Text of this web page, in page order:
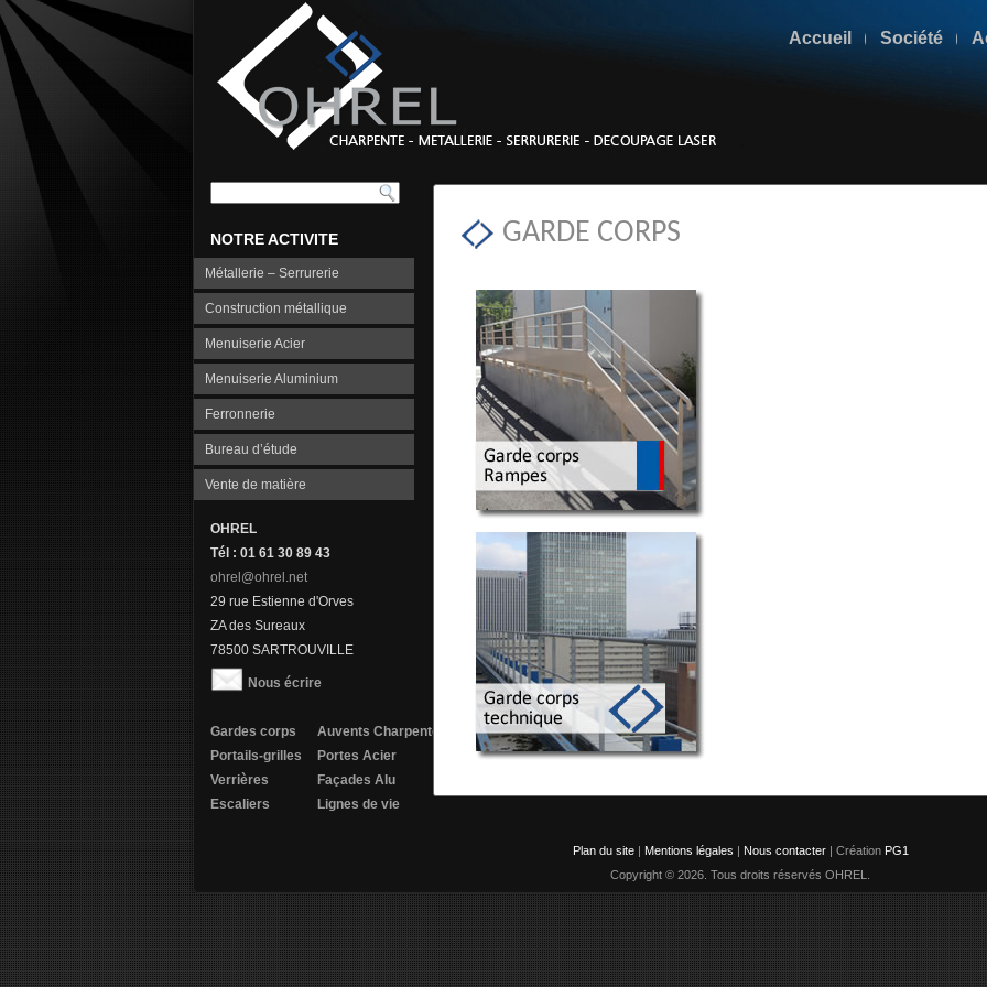
Accueil Société
NOTRE ACTIVITE
Métallerie – Serrurerie
Construction métallique
Menuiserie Acier
Menuiserie Aluminium
Ferronnerie
Bureau d’étude
Vente de matière
OHREL
Tél : 01 61 30 89 43
ohrel@ohrel.net
29 rue Estienne d'Orves
ZA des Sureaux
78500 SARTROUVILLE
Nous écrire
Gardes corps
Portails-grilles
Verrières
Escaliers
Auvents Charpentes
Portes Acier
Façades Alu
Lignes de vie
GARDE CORPS
Plan du site| Mentions légales | Nous contacter| Création PG1
Copyright © 2026. Tous droits réservés OHREL.